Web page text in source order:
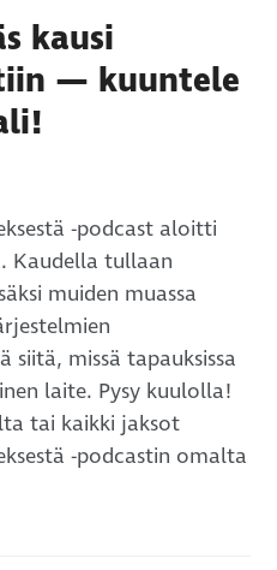
kausi
— kuuntele
-podcast aloitti
Kaudella tullaan
muiden muassa
siitä, missä tapauksissa
laite. Pysy kuulolla!
tai kaikki jaksot
-podcastin omalta